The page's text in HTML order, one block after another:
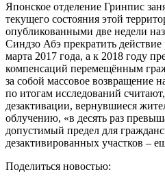
Японское отделение Гринпис
текущего состояния этой
опубликованными две недели
Синдзо Абэ прекратить
марта 2017 года, а к 2018 году
компенсаций перемещённым
за собой массовое возвращение
по итогам исследований
дезактивации, вернувшиеся
облучению, «в десять раз
допустимый предел для
дезактивированных участков –
Поделиться новостью: